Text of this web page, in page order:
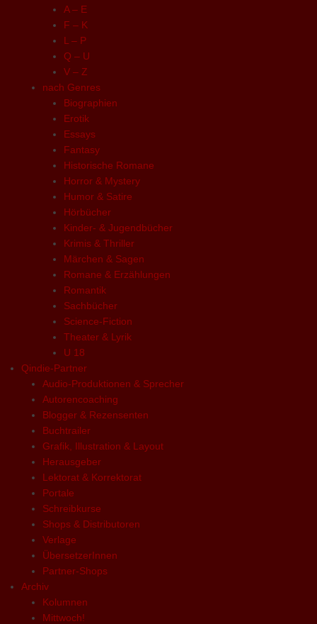
A – E
F – K
L – P
Q – U
V – Z
nach Genres
Biographien
Erotik
Essays
Fantasy
Historische Romane
Horror & Mystery
Humor & Satire
Hörbücher
Kinder- & Jugendbücher
Krimis & Thriller
Märchen & Sagen
Romane & Erzählungen
Romantik
Sachbücher
Science-Fiction
Theater & Lyrik
U 18
Qindie-Partner
Audio-Produktionen & Sprecher
Autorencoaching
Blogger & Rezensenten
Buchtrailer
Grafik, Illustration & Layout
Herausgeber
Lektorat & Korrektorat
Portale
Schreibkurse
Shops & Distributoren
Verlage
ÜbersetzerInnen
Partner-Shops
Archiv
Kolumnen
Mittwoch!